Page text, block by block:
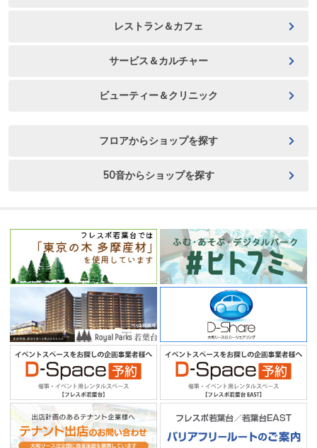
レストラン＆カフェ
サービス＆カルチャー
ビューティー＆クリニック
フロアからショップを探す
50音からショップを探す